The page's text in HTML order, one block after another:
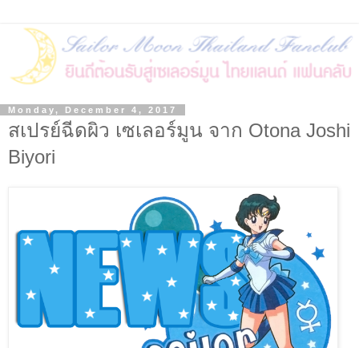
Monday, December 4, 2017
สเปรย์ฉีดผิว เซเลอร์มูน จาก Otona Joshi
Biyori